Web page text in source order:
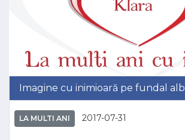
Imagine cu inimioară pe fundal alb
LA MULTI ANI 2017-07-31